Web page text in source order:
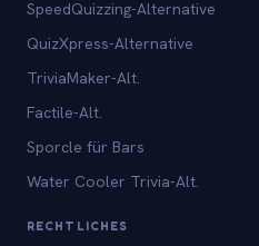
SpeedQuizzing-Alternative
QuizXpress-Alternative
TriviaMaker-Alt.
Factile-Alt.
Sporcle für Bars
Water Cooler Trivia-Alt.
RECHTLICHES